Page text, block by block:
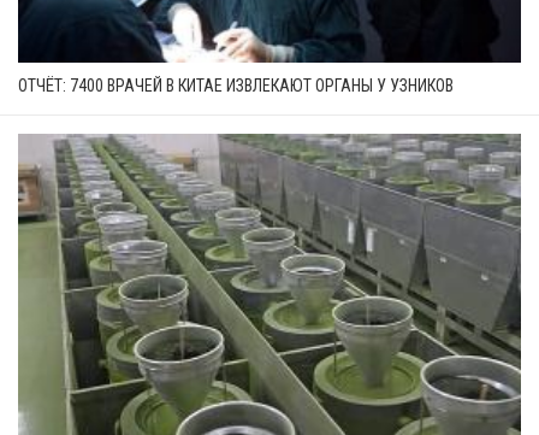
ОТЧЁТ: 7400 ВРАЧЕЙ В КИТАЕ ИЗВЛЕКАЮТ ОРГАНЫ У УЗНИКОВ